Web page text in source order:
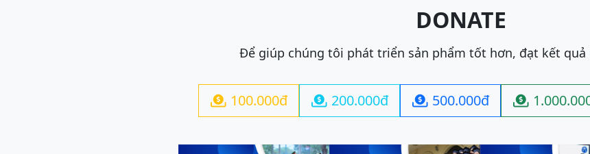
DONATE
Để giúp chúng tôi phát triển sản phẩm tốt hơn, đạt kết quả
 100.000đ  200.000đ  500.000đ 